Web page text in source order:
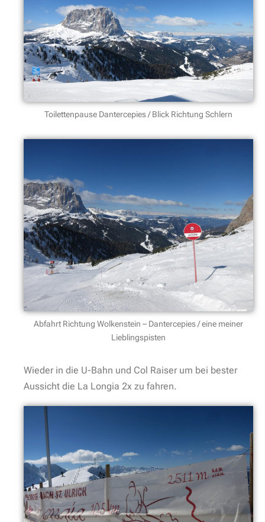
Toilettenpause Dantercepies / Blick Richtung Schlern
Abfahrt Richtung Wolkenstein – Dantercepies / eine meiner
Lieblingspisten
Wieder in die U-Bahn und Col Raiser um bei bester
Aussicht die La Longia 2x zu fahren.